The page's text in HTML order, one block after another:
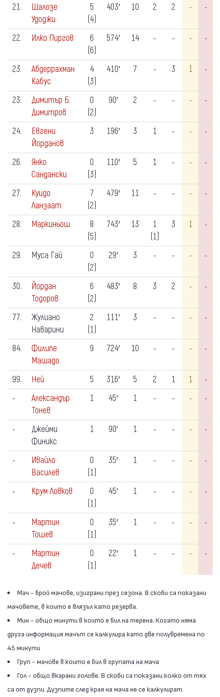
21.
Шалозе
Удоджи
5
(4)
403′ 10 2 2 - -
22. Илко Пиргов
6
(6)
574′ 14 - - - -
23.
Абдеррахман
Кабус
4
(3)
410′ 7 - 3 1 -
23.
Димитър Б.
Димитров
0
(2)
90′ 2 - - - -
24.
Евгени
Йорданов
3 196′ 3 1 - - -
26.
Янко
Сандански
0
(3)
110′ 5 1 - - -
27.
Куидо
Ланзаат
7
(2)
479′ 11 - - - -
28. Маркиньош
8
(5)
743′ 13
1
(1)
3 1 -
29. Муса Гай
0
(2)
29′ 3 - - - -
30.
Йордан
Тодоров
6
(2)
483′ 8 3 2 - -
77.
Жулиано
Наварини
2
(1)
111′ 3 - - - -
84.
Филипе
Машадо
9 724′ 10 - - - -
99. Ней 5 316′ 5 2 1 1
-
-
Александър
Тонев
1 45′ 1 - - - -
-
Джейми
Финикс
1 90′ 1 - - - -
-
Ивайло
Василев
0
(1)
35′ 1 - - - -
- Крум Ловков
0
(1)
45′ 1 - - - -
-
Мартин
Тошев
0
(1)
35′ 1 - - - -
-
Мартин
Дечев
0
(1)
22′ 1 - - - -
Мач - брой мачове, изиграни през сезона. В скоби са показани
мачовете, в които е влязъл като резерва.
Мин - общо минути в които е бил на терена. Когато няма
друга информация мачът се калкулира като две полувремена по
45 минути
Груп - мачове в които е бил в групата на мача
Гол - общо вкарани голове. В скоби са показани колко от тях
са от дузпи. Дузпите след края на мача не се калкулират.